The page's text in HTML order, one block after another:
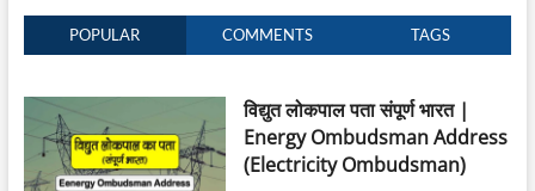
POPULAR COMMENTS TAGS
विद्युत लोकपाल पता संपूर्ण भारत |
Energy Ombudsman Address
(Electricity Ombudsman)